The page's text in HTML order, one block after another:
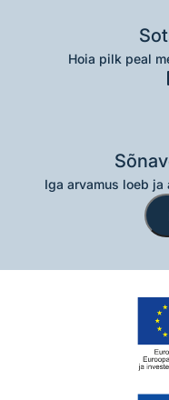
Hoia pilk peal
Iga arvamus loeb ja